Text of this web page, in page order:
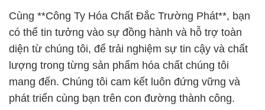
Cùng **Công Ty Hóa Chất Đắc Trường Phát**, bạn
có thể tin tưởng vào sự đồng hành và hỗ trợ toàn
diện từ chúng tôi, để trải nghiệm sự tin cậy và chất
lượng trong từng sản phẩm hóa chất chúng tôi
mang đến. Chúng tôi cam kết luôn đứng vững và
phát triển cùng bạn trên con đường thành công.